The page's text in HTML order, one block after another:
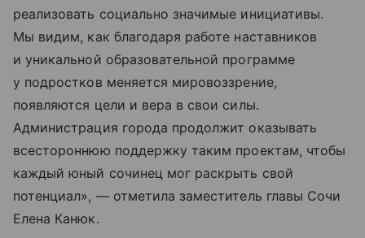
реализовать социально значимые инициативы.
Мы видим, как благодаря работе наставников
и уникальной образовательной программе
у подростков меняется мировоззрение,
появляются цели и вера в свои силы.
Администрация города продолжит оказывать
всестороннюю поддержку таким проектам, чтобы
каждый юный сочинец мог раскрыть свой
потенциал», — отметила заместитель главы Сочи
Елена Канюк.